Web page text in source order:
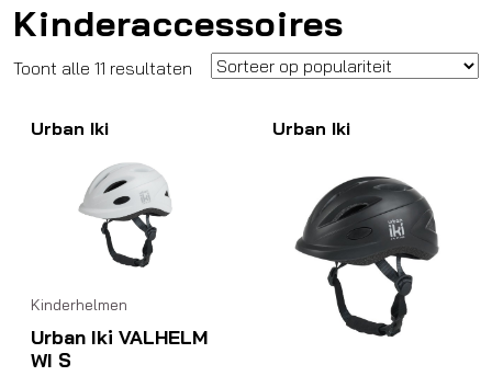
Kinderaccessoires
Toont alle 11 resultaten Gesorteerd
populariteit
Urban Iki
Kinderhelmen
Urban Iki VALHELM
WI S
Urban Iki